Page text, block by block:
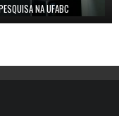
NA UFABC